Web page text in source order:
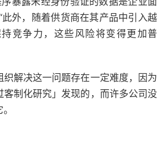
外，随着供货商在其产品中引入越
竞争力，这些风险将变得更加普
解决这一问题存在一定难度，因为
制化研究」发现的，而许多公司没